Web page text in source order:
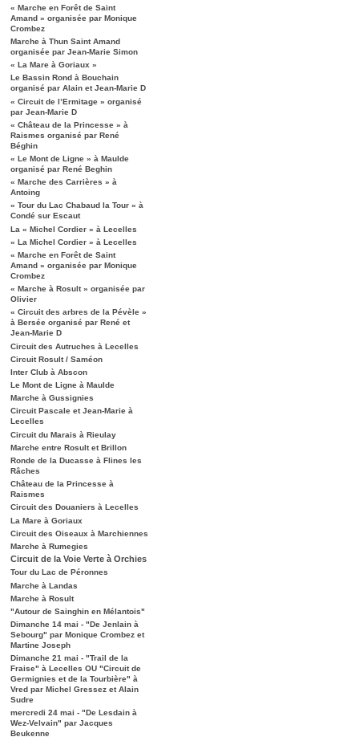
« Marche en Forêt de Saint
Amand » organisée par Monique
Crombez
Marche à Thun Saint Amand
organisée par Jean-Marie Simon
« La Mare à Goriaux »
Le Bassin Rond à Bouchain
organisé par Alain et Jean-Marie D
« Circuit de l’Ermitage » organisé
par Jean-Marie D
« Château de la Princesse » à
Raismes organisé par René
Béghin
« Le Mont de Ligne » à Maulde
organisé par René Beghin
« Marche des Carrières » à
Antoing
« Tour du Lac Chabaud la Tour » à
Condé sur Escaut
La « Michel Cordier » à Lecelles
« La Michel Cordier » à Lecelles
« Marche en Forêt de Saint
Amand » organisée par Monique
Crombez
« Marche à Rosult » organisée par
Olivier
« Circuit des arbres de la Pévèle »
à Bersée organisé par René et
Jean-Marie D
Circuit des Autruches à Lecelles
Circuit Rosult / Saméon
Inter Club à Abscon
Le Mont de Ligne à Maulde
Marche à Gussignies
Circuit Pascale et Jean-Marie à
Lecelles
Circuit du Marais à Rieulay
Marche entre Rosult et Brillon
Ronde de la Ducasse à Flines les
Râches
Château de la Princesse à
Raismes
Circuit des Douaniers à Lecelles
La Mare à Goriaux
Circuit des Oiseaux à Marchiennes
Marche à Rumegies
Circuit de la Voie Verte à Orchies
Tour du Lac de Péronnes
Marche à Landas
Marche à Rosult
"Autour de Sainghin en Mélantois"
Dimanche 14 mai - "De Jenlain à
Sebourg" par Monique Crombez et
Martine Joseph
Dimanche 21 mai - "Trail de la
Fraise" à Lecelles OU "Circuit de
Germignies et de la Tourbière" à
Vred par Michel Gressez et Alain
Sudre
mercredi 24 mai - "De Lesdain à
Wez-Velvain" par Jacques
Beukenne